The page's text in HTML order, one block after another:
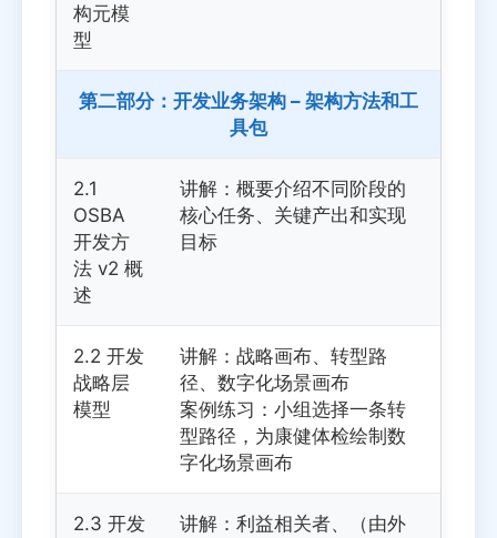
构元模
型
第二部分：开发业务架构 – 架构方法和工
具包
2.1
OSBA
开发方
法 v2 概
述
讲解：概要介绍不同阶段的
核心任务、关键产出和实现
目标
2.2 开发
战略层
模型
讲解：战略画布、转型路
径、数字化场景画布
案例练习：小组选择一条转
型路径，为康健体检绘制数
字化场景画布
2.3 开发
讲解：利益相关者、（由外